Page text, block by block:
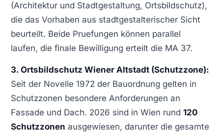
(Architektur und Stadtgestaltung, Ortsbildschutz),
die das Vorhaben aus stadtgestalterischer Sicht
beurteilt. Beide Pruefungen können parallel
laufen, die finale Bewilligung erteilt die MA 37.
3. Ortsbildschutz Wiener Altstadt (Schutzzone):
Seit der Novelle 1972 der Bauordnung gelten in
Schutzzonen besondere Anforderungen an
Fassade und Dach. 2026 sind in Wien rund 120
Schutzzonen ausgewiesen, darunter die gesamte